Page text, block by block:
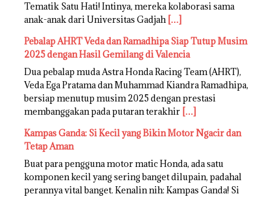
Tematik Satu Hati! Intinya, mereka kolaborasi sama
anak-anak dari Universitas Gadjah […]
Pebalap AHRT Veda dan Ramadhipa Siap Tutup Musim
2025 dengan Hasil Gemilang di Valencia
Dua pebalap muda Astra Honda Racing Team (AHRT),
Veda Ega Pratama dan Muhammad Kiandra Ramadhipa,
bersiap menutup musim 2025 dengan prestasi
membanggakan pada putaran terakhir […]
Kampas Ganda: Si Kecil yang Bikin Motor Ngacir dan
Tetap Aman
Buat para pengguna motor matic Honda, ada satu
komponen kecil yang sering banget dilupain, padahal
perannya vital banget. Kenalin nih: Kampas Ganda! Si